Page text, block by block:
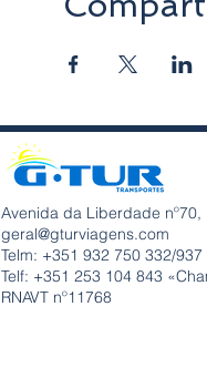
Avenida da Liberdade nº70,
geral@gturviagens.com
Telm: +351 932 750 332/
Telf: +351 253 104 843
RNAVT nº11768